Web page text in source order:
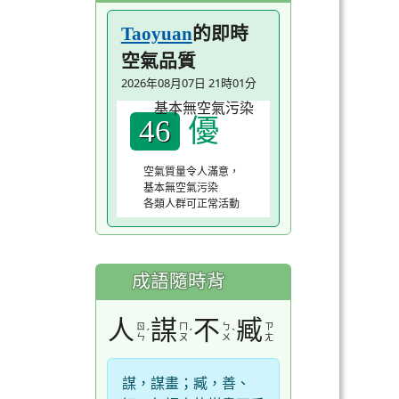
Taoyuan的即時
空氣品質
2026年08月07日 21時01分
46 優
空氣質量令人滿意，
基本無空氣污染
各類人群可正常活動
成語隨時背
人
ㄖ
ㄣ ˊ謀 ㄇ
ㄡ ˊ不 ㄅ
ㄨ ˋ臧 ㄗ
ㄤ
謀，謀畫；臧，善、